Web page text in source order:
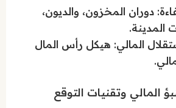
دوران المخزون، والديون،
المدينة.
المالي: هيكل رأس المال
المالي وتقنيات التوقع